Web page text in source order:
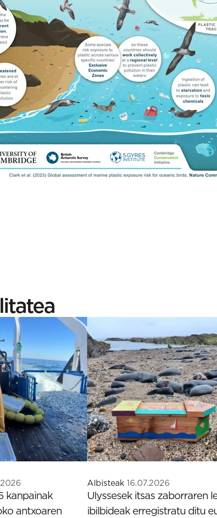
kanpainak
antxoaren
Albisteak 16.07.2026
Ulyssesek itsas zaborraren
ibilbideak erregistratu ditu